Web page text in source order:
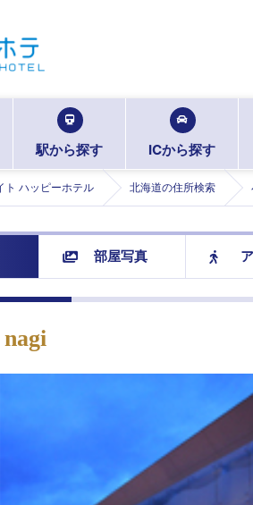
駅から探す ICから探す
ト ハッピーホテル 北海道の住所検索
部屋写真